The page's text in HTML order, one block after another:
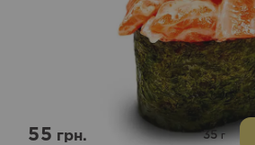
55грн. 35 г